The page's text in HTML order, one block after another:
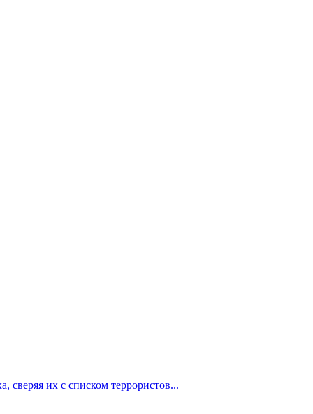
сверяя их с списком террористов...